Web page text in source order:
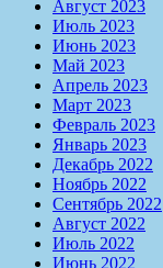
Август 2023
Июль 2023
Июнь 2023
Май 2023
Апрель 2023
Март 2023
Февраль 2023
Январь 2023
Декабрь 2022
Ноябрь 2022
Сентябрь 2022
Август 2022
Июль 2022
Июнь 2022